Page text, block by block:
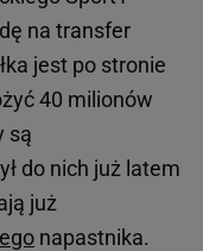
na transfer
jest po stronie
40 milionów
są
do nich już latem
już
napastnika.